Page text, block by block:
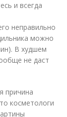
и всегда
неправильно
можно
В худшем
не даст
причина
косметологи